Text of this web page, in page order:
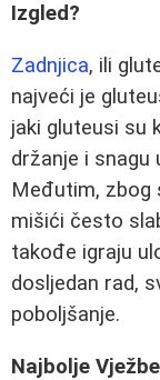
Izgled?
Zadnjica, ili
najveći je
jaki gluteusi su
držanje i snagu
Međutim, zbog
mišići često
takođe igraju
dosljedan rad,
poboljšanje.
Najbolje